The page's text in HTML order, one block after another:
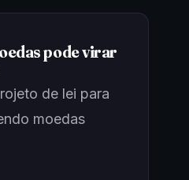
pode virar
de lei para
moedas